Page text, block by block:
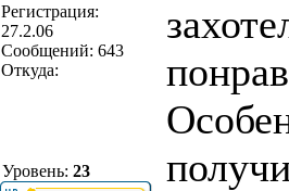
Регистрация:
27.2.06
Сообщений: 643
Откуда:
Уровень: 23